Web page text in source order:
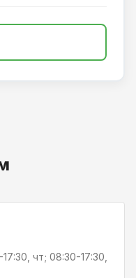
чт; 08:30-17:30,